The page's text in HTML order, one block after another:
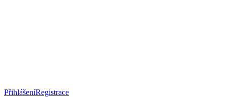
PřihlášeníRegistrace